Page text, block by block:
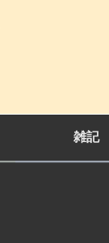
雑記